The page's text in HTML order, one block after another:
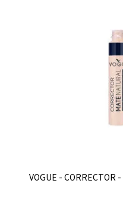
VOGUE - CORRECTOR